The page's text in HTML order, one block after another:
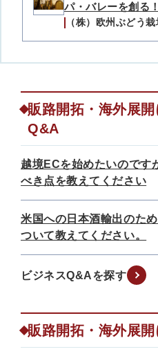
パ・バレーを創る！
（株）欧州ぶどう
販路開拓・海外展
Q&A
越境ECを始めたいのです
べき点を教えてください
米国への日本酒輸出のた
ついて教えてください。
ビジネスQ&Aを探す
販路開拓・海外展